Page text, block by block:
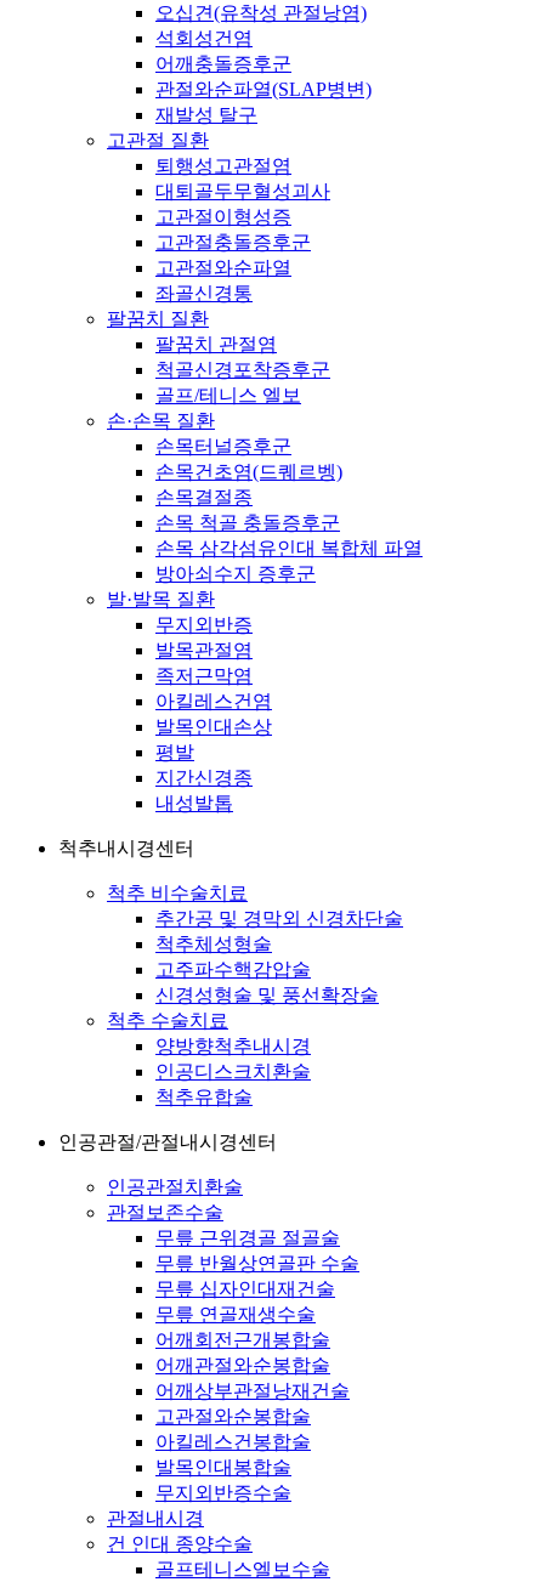
오십견(유착성 관절낭염)
석회성건염
어깨충돌증후군
관절와순파열(SLAP병변)
재발성 탈구
고관절 질환
퇴행성고관절염
대퇴골두무혈성괴사
고관절이형성증
고관절충돌증후군
고관절와순파열
좌골신경통
팔꿈치 질환
팔꿈치 관절염
척골신경포착증후군
골프/테니스 엘보
손·손목 질환
손목터널증후군
손목건초염(드퀘르벵)
손목결절종
손목 척골 충돌증후군
손목 삼각섬유인대 복합체 파열
방아쇠수지 증후군
발·발목 질환
무지외반증
발목관절염
족저근막염
아킬레스건염
발목인대손상
평발
지간신경종
내성발톱
척추내시경센터
척추 비수술치료
추간공 및 경막외 신경차단술
척추체성형술
고주파수핵감압술
신경성형술 및 풍선확장술
척추 수술치료
양방향척추내시경
인공디스크치환술
척추유합술
인공관절/관절내시경센터
인공관절치환술
관절보존수술
무릎 근위경골 절골술
무릎 반월상연골판 수술
무릎 십자인대재건술
무릎 연골재생수술
어깨회전근개봉합술
어깨관절와순봉합술
어깨상부관절낭재건술
고관절와순봉합술
아킬레스건봉합술
발목인대봉합술
무지외반증수술
관절내시경
건 인대 종양수술
골프테니스엘보수술